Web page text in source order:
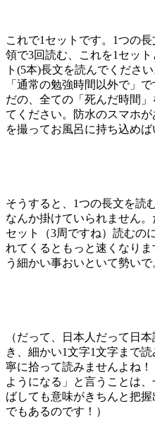
これで1セットです。1つの
領で3回読む、これを1セッ
ト(5本)長文を読んでくださ
「通常の勉強時間以外で」
だの、全ての「死んだ時間」
てください。防水のスマホ
を撮ってお風呂に持ち込めば
そうすると、1つの長文を読
なんか掛けていられません。
セット（3周ですね）読むの
れてくるともっと速くなり
う細かい事おいといて勢いで
（だって、日本人だって日
き、細かい1文字1文字まで
寧に拾って読みませんよね
ようになる」と言うことは
ばしても意味がきちんと把
でもあるのです！）